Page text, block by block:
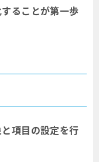
ることが第一歩
項目の設定を行